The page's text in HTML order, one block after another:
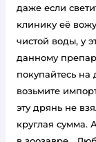
даже если
клинику её
чистой воды, у
данному
покупайтесь
возьмите
эту дрянь не
круглая сумма.